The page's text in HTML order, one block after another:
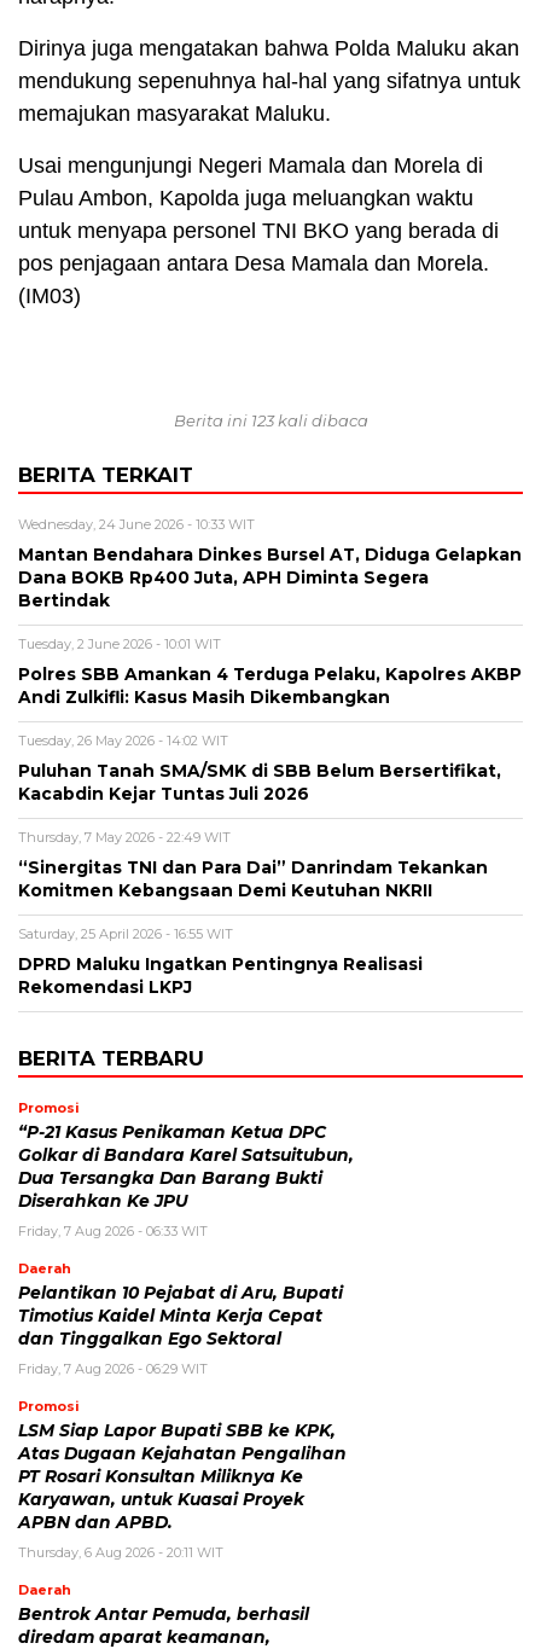
Dirinya juga mengatakan bahwa Polda Maluku akan
mendukung sepenuhnya hal-hal yang sifatnya untuk
memajukan masyarakat Maluku.
Usai mengunjungi Negeri Mamala dan Morela di
Pulau Ambon, Kapolda juga meluangkan waktu
untuk menyapa personel TNI BKO yang berada di
pos penjagaan antara Desa Mamala dan Morela.
(IM03)
Berita ini 123 kali dibaca
BERITA TERKAIT
Wednesday, 24 June 2026 - 10:33 WIT
Mantan Bendahara Dinkes Bursel AT, Diduga Gelapkan
Dana BOKB Rp400 Juta, APH Diminta Segera
Bertindak
Tuesday, 2 June 2026 - 10:01 WIT
Polres SBB Amankan 4 Terduga Pelaku, Kapolres AKBP
Andi Zulkifli: Kasus Masih Dikembangkan
Tuesday, 26 May 2026 - 14:02 WIT
Puluhan Tanah SMA/SMK di SBB Belum Bersertifikat,
Kacabdin Kejar Tuntas Juli 2026
Thursday, 7 May 2026 - 22:49 WIT
“Sinergitas TNI dan Para Dai” Danrindam Tekankan
Komitmen Kebangsaan Demi Keutuhan NKRII ‎
Saturday, 25 April 2026 - 16:55 WIT
DPRD Maluku Ingatkan Pentingnya Realisasi
Rekomendasi LKPJ
BERITA TERBARU
Promosi
“P-21 Kasus Penikaman Ketua DPC
Golkar di Bandara Karel Satsuitubun,
Dua Tersangka Dan Barang Bukti
Diserahkan Ke JPU
Friday, 7 Aug 2026 - 06:33 WIT
Daerah
Pelantikan 10 Pejabat di Aru, Bupati
Timotius Kaidel Minta Kerja Cepat
dan Tinggalkan Ego Sektoral
Friday, 7 Aug 2026 - 06:29 WIT
Promosi
LSM Siap Lapor Bupati SBB ke KPK,
Atas Dugaan Kejahatan Pengalihan
PT Rosari Konsultan Miliknya Ke
Karyawan, untuk Kuasai Proyek
APBN dan APBD.
Thursday, 6 Aug 2026 - 20:11 WIT
Daerah
Bentrok Antar Pemuda, berhasil
diredam aparat keamanan,